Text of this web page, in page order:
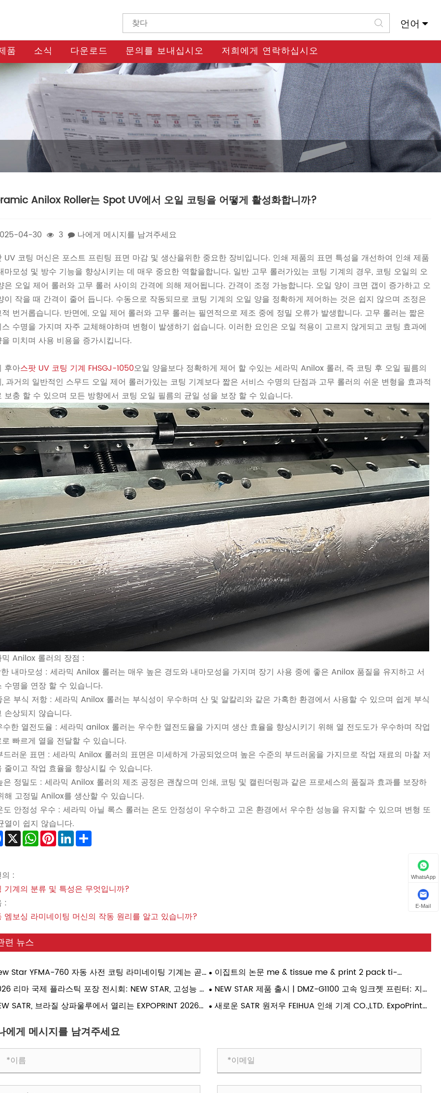
언어
품 소식 다운로드 문의를 보내십시오 저희에게 연락하십시오
Anilox Roller는 Spot UV에서 오일 코팅을 어떻게 활성화합니까?
04-30 3
나에게 메시지를 남겨주세요
UV 코팅 머신은 포스트 프린팅 표면 마감 및 생산을위한 중요한 장비입니다. 인쇄 제품의 표면 특성을 개선하여 인쇄 제품
마모성 및 방수 기능을 향상시키는 데 매우 중요한 역할을합니다. 일반 고무 롤러가있는 코팅 기계의 경우, 코팅 오일의 오
은 오일 제어 롤러와 고무 롤러 사이의 간격에 의해 제어됩니다. 간격이 조정 가능합니다. 오일 양이 크면 갭이 증가하고 오
이 작을 때 간격이 줄어 듭니다. 수동으로 작동되므로 코팅 기계의 오일 양을 정확하게 제어하는 ​​것은 쉽지 않으며 조정은
적 번거롭습니다. 반면에, 오일 제어 롤러와 고무 롤러는 필연적으로 제조 중에 정밀 오류가 발생합니다. 고무 롤러는 짧은
스 수명을 가지며 자주 교체해야하며 변형이 발생하기 쉽습니다. 이러한 요인은 오일 적용이 고르지 않게되고 코팅 효과에
미치며 사용 비용을 증가시킵니다.
후아스팟 UV 코팅 기계 FHSGJ-1050오일 양을보다 정확하게 제어 할 수있는 세라믹 Anilox 롤러, 즉 코팅 후 오일 필름의
, 과거의 일반적인 스무드 오일 제어 롤러가있는 코팅 기계보다 짧은 서비스 수명의 단점과 고무 롤러의 쉬운 변형을 효과적
보충 할 수 있으며 모든 방향에서 코팅 오일 필름의 균일 성을 보장 할 수 있습니다.
Anilox 롤러의 장점 :
한 내마모성 : 세라믹 Anilox 롤러는 매우 높은 경도와 내마모성을 가지며 장기 사용 중에 좋은 Anilox 품질을 유지하고 서
수명을 연장 할 수 있습니다.
은 부식 저항 : 세라믹 Anilox 롤러는 부식성이 우수하며 산 및 알칼리와 같은 가혹한 환경에서 사용할 수 있으며 쉽게 부식
손상되지 않습니다.
수한 열전도율 : 세라믹 anilox 롤러는 우수한 열전도율을 가지며 생산 효율을 향상시키기 위해 열 전도도가 우수하며 작업
빠르게 열을 전달할 수 있습니다.
드러운 표면 : ​​세라믹 Anilox 롤러의 표면은 미세하게 가공되었으며 높은 수준의 부드러움을 가지므로 작업 재료의 마찰 저
줄이고 작업 효율을 향상시킬 수 있습니다.
은 정밀도 : 세라믹 Anilox 롤러의 제조 공정은 괜찮으며 인쇄, 코팅 및 캘린더링과 같은 프로세스의 품질과 효과를 보장하
해 고정밀 Anilox를 생산할 수 있습니다.
도 안정성 우수 : 세라믹 아닐 록스 롤러는 온도 안정성이 우수하고 고온 환경에서 우수한 성능을 유지할 수 있으며 변형 또
열이 쉽지 않습니다.
Facebook
X WhatsApp
PinterestLinkedIn
:
기계의 분류 및 특성은 무엇입니까?
:
엠보싱 라미네이팅 머신의 작동 원리를 알고 있습니까?
련 뉴스
Star YFMA-760 자동 사전 코팅 라미네이팅 기계는 곧
디아라비아 고객에게 배송될 예정입니다.
이집트의 논문 me & tissue me & print 2 pack ti-
exhibitions grally가 열렸으며, 포장의 새로운 트렌드를 몰래
들여다.
리마 국제 플라스틱 포장 전시회: NEW STAR, 고성능 자
미네이션 기계 선보일 예정
NEW STAR 제품 출시 | DMZ-G1100 고속 잉크젯 프린터: 지능
형 가변 인쇄 및 시트업 인쇄 제품의 정밀 검사 가능
SATR, 브라질 상파울루에서 열리는 EXPOPRINT 2026에
새로운 SATR 원저우 FEIHUA 인쇄 기계 CO.,LTD. ExpoPrint
에게 메시지를 남겨주세요
WhatsApp
E-Mail